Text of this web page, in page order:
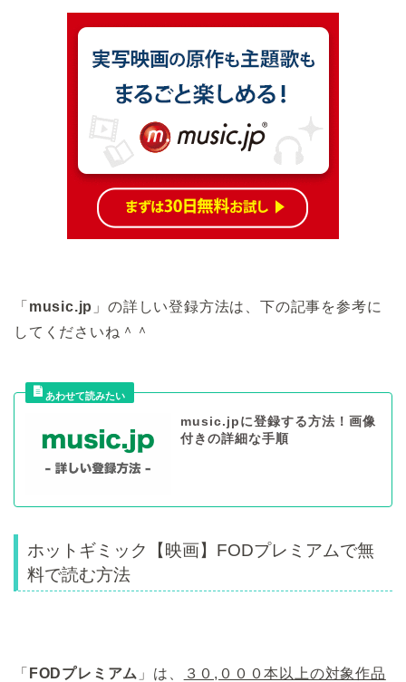
「 music.jp 」の詳しい登録方法は、下の記事を参考に
してくださいね＾＾
music.jpに登録する方法！画像
付きの詳細な手順
ホットギミック【映画】FODプレミアムで無
料で読む方法
「 FODプレミアム 」は、
３０,０００本以上の対象作品